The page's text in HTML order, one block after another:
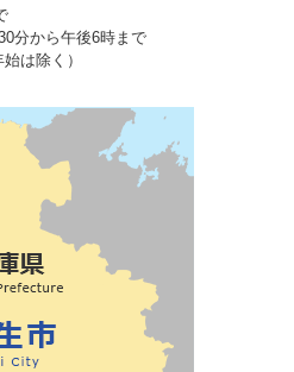
分から午後6時まで
は除く）